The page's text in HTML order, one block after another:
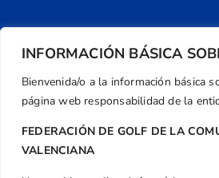
INFORMACIÓN BÁSICA
Bienvenida/o a la información básica
página web responsabilidad de la
FEDERACIÓN DE GOLF DE LA
VALENCIANA